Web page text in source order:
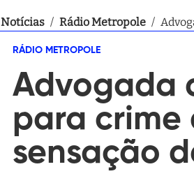
Notícias / Rádio Metropole /
RÁDIO METROPOLE
Advogada
para crime
sensação